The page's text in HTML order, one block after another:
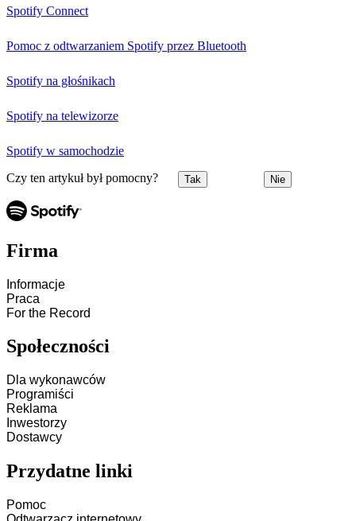
Spotify Connect
Pomoc z odtwarzaniem Spotify przez Bluetooth
Spotify na głośnikach
Spotify na telewizorze
Spotify w samochodzie
Czy ten artykuł był pomocny? Tak Nie
Firma
Informacje
Praca
For the Record
Społeczności
Dla wykonawców
Programiści
Reklama
Inwestorzy
Dostawcy
Przydatne linki
Pomoc